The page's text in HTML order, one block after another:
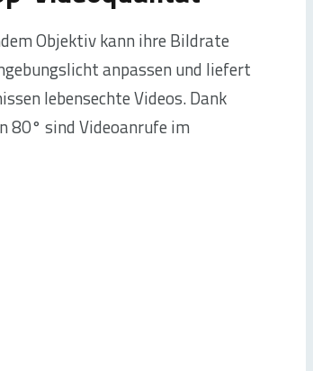
Objektiv kann ihre Bildrate
anpassen und liefert
lebensechte Videos. Dank
80° sind Videoanrufe im